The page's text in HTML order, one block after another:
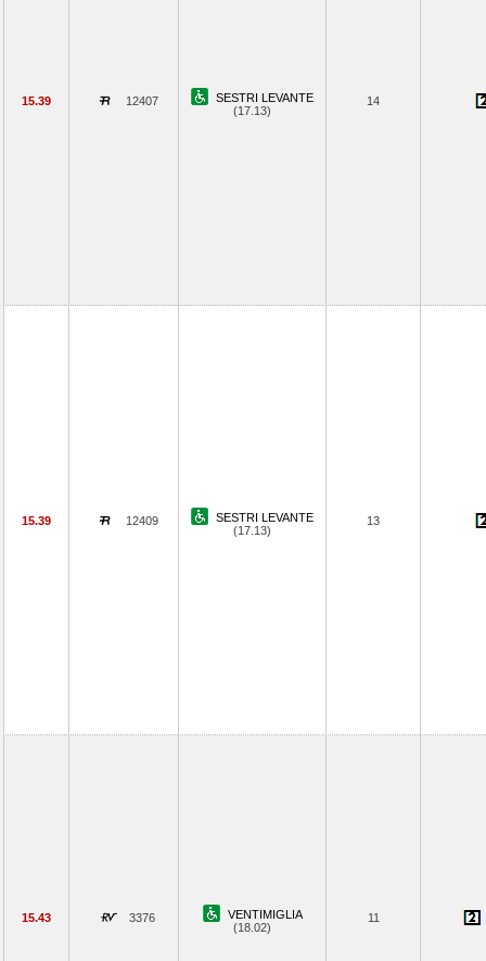
15.39 12407
SESTRI LEVANTE
(17.13)
14
15.39 12409
SESTRI LEVANTE
(17.13)
13
15.43 3376
VENTIMIGLIA
(18.02)
11